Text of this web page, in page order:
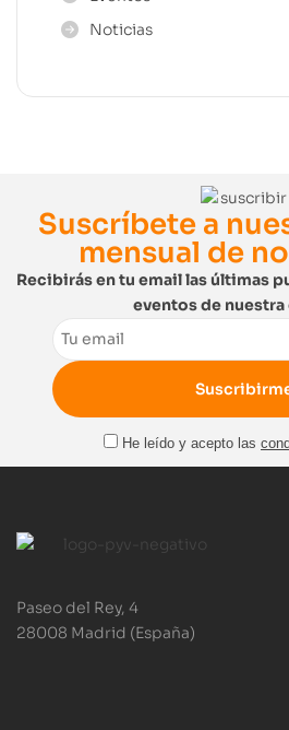
Noticias
Suscríbete a
mensual de
Recibirás en tu email las últimas
eventos de
Email
He leído y acepto las
Paseo del Rey, 4
28008 Madrid (España)